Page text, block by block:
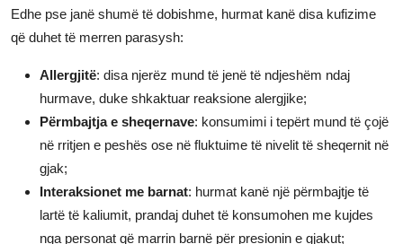
Edhe pse janë shumë të dobishme, hurmat kanë disa kufizime
që duhet të merren parasysh:
Allergjitë: disa njerëz mund të jenë të ndjeshëm ndaj
hurmave, duke shkaktuar reaksione alergjike;
Përmbajtja e sheqernave: konsumimi i tepërt mund të çojë
në rritjen e peshës ose në fluktuime të nivelit të sheqernit në
gjak;
Interaksionet me barnat: hurmat kanë një përmbajtje të
lartë të kaliumit, prandaj duhet të konsumohen me kujdes
nga personat që marrin barnë për presionin e gjakut;